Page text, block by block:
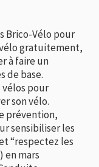
Brico-Vélo pour
gratuitement,
à faire un
de base.
vélos pour
son vélo.
prévention,
sensibiliser les
“respectez les
en mars